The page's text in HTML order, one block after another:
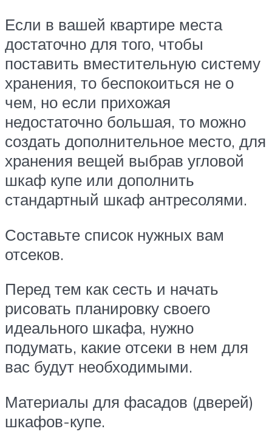
Если в вашей квартире места
достаточно для того, чтобы
поставить вместительную систему
хранения, то беспокоиться не о
чем, но если прихожая
недостаточно большая, то можно
создать дополнительное место, для
хранения вещей выбрав угловой
шкаф купе или дополнить
стандартный шкаф антресолями.
Составьте список нужных вам
отсеков.
Перед тем как сесть и начать
рисовать планировку своего
идеального шкафа, нужно
подумать, какие отсеки в нем для
вас будут необходимыми.
Материалы для фасадов (дверей)
шкафов-купе.